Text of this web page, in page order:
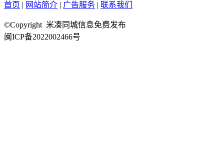
首页 | 网站简介 | 广告服务 | 联系我们
©Copyright 米凑同城信息免费发布
闽ICP备2022002466号